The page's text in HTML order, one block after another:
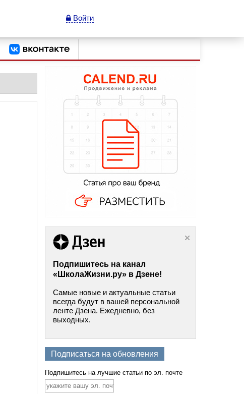
Войти
Подпишитесь на канал
«ШколаЖизни.ру» в Дзене!
Самые новые и актуальные статьи
всегда будут в вашей персональной
ленте Дзена. Ежедневно, без
выходных.
Подписаться на обновления
Подпишитесь на лучшие статьи по эл. почте